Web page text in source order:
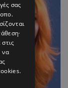
σας
να
.